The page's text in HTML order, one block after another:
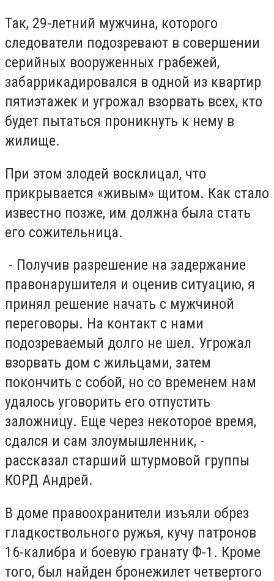
Так, 29-летний мужчина, которого
следователи подозревают в совершении
серийных вооруженных грабежей,
забаррикадировался в одной из квартир
пятиэтажек и угрожал взорвать всех, кто
будет пытаться проникнуть к нему в
жилище.
При этом злодей восклицал, что
прикрывается «живым» щитом. Как стало
известно позже, им должна была стать
его сожительница.
- Получив разрешение на задержание
правонарушителя и оценив ситуацию, я
принял решение начать с мужчиной
переговоры. На контакт с нами
подозреваемый долго не шел. Угрожал
взорвать дом с жильцами, затем
покончить с собой, но со временем нам
удалось уговорить его отпустить
заложницу. Еще через некоторое время,
сдался и сам злоумышленник, -
рассказал старший штурмовой группы
КОРД Андрей.
В доме правоохранители изъяли обрез
гладкоствольного ружья, кучу патронов
16-калибра и боевую гранату Ф-1. Кроме
того, был найден бронежилет четвертого